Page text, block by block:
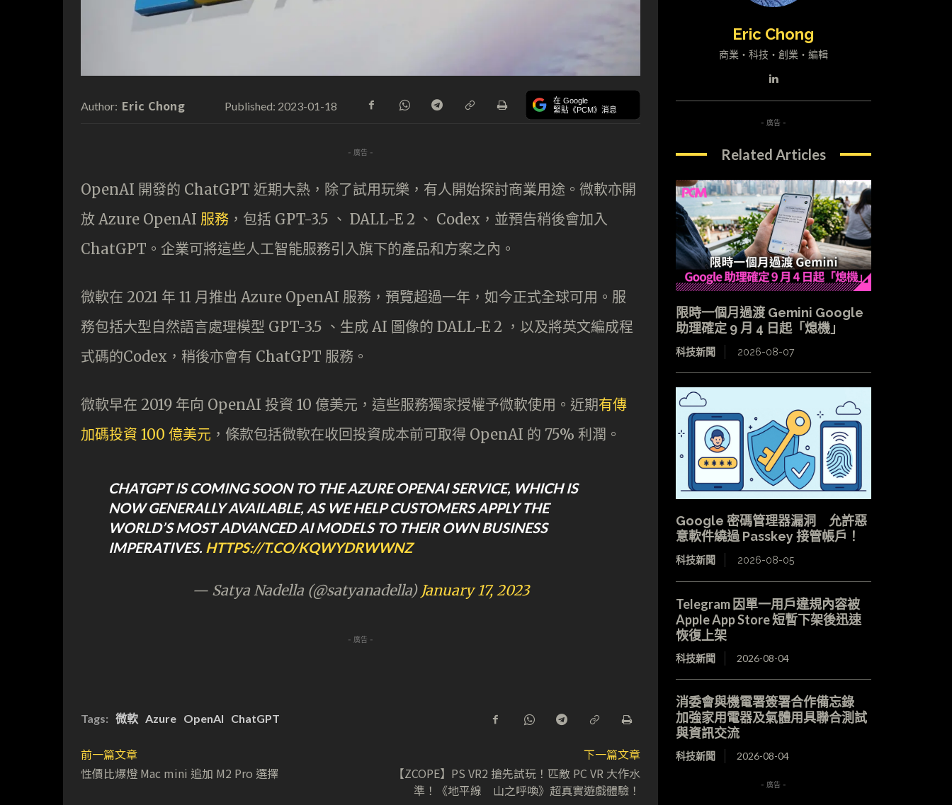
Author: Eric Chong Published: 2023-01-18 在 Google
緊貼《PCM》消息
- 廣告 -
OpenAI 開發的 ChatGPT 近期大熱，除了試用玩樂，有人開始探討商業用途。微軟亦開
放 Azure OpenAI 服務 ，包括 GPT-3.5 、 DALL-E 2 、 Codex，並預告稍後會加入
ChatGPT。企業可將這些人工智能服務引入旗下的產品和方案之內。
微軟在 2021 年 11 月推出 Azure OpenAI 服務，預覽超過一年，如今正式全球可用。服
務包括大型自然語言處理模型 GPT-3.5 、生成 AI 圖像的 DALL-E 2 ，以及將英文編成程
式碼的Codex，稍後亦會有 ChatGPT 服務。
微軟早在 2019 年向 OpenAI 投資 10 億美元，這些服務獨家授權予微軟使用。近期有傳
加碼投資 100 億美元 ，條款包括微軟在收回投資成本前可取得 OpenAI 的 75% 利潤。
CHATGPT IS COMING SOON TO THE AZURE OPENAI SERVICE, WHICH IS
NOW GENERALLY AVAILABLE, AS WE HELP CUSTOMERS APPLY THE
WORLD’S MOST ADVANCED AI MODELS TO THEIR OWN BUSINESS
IMPERATIVES. HTTPS://T.CO/KQWYDRWWNZ
— Satya Nadella (@satyanadella) January 17, 2023
- 廣告 -
Tags: 微軟 Azure OpenAI ChatGPT
前一篇文章
性價比爆燈 Mac mini 追加 M2 Pro 選擇
下一篇文章
【ZCOPE】PS VR2 搶先試玩！匹敵 PC VR 大作水
準！《地平線 山之呼喚》超真實遊戲體驗！
Eric Chong
商業・科技・創業・編輯
- 廣告 -
Related Articles
限時一個月過渡 Gemini Google
助理確定 9 月 4 日起「熄機」
科技新聞 2026-08-07
Google 密碼管理器漏洞 允許惡
意軟件繞過 Passkey 接管帳戶！
科技新聞 2026-08-05
Telegram 因單一用戶違規內容被
Apple App Store 短暫下架後迅速
恢復上架
科技新聞 2026-08-04
消委會與機電署簽署合作備忘錄
加強家用電器及氣體用具聯合測試
與資訊交流
科技新聞 2026-08-04
- 廣告 -